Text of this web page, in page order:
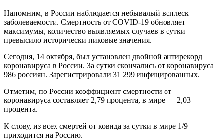
Напомним, в России наблюдается небывалый всплеск
заболеваемости. Смертность от COVID-19 обновляет
максимумы, количество выявляемых случаев в сутки
превысило исторически пиковые значения.
Сегодня, 14 октября, был установлен двойной антирекорд
коронавируса в России. За сутки скончались от коронавируса
986 россиян. Зарегистрировали 31 299 инфицированных.
Отметим, по России коэффициент смертности от
коронавируса составляет 2,79 процента, в мире — 2,03
процента.
К слову, из всех смертей от ковида за сутки в мире 1/9
приходится на Россию.